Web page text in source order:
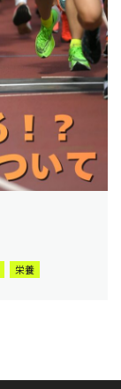
栄養